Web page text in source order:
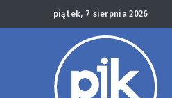
piątek, 7 sierpnia 2026